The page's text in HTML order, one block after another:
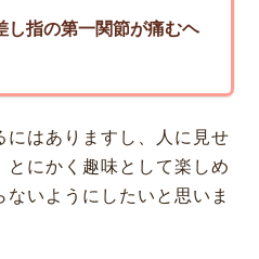
し指の第一関節が痛むヘ
にはありますし、人に見せ
にかく趣味として楽しめ
いようにしたいと思いま